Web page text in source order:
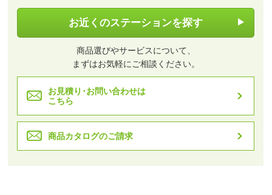
お近くのステーションを探す
商品選びやサービスについて、
まずはお気軽にご相談ください。
お見積り･お問い合わせは
こちら
商品カタログのご請求